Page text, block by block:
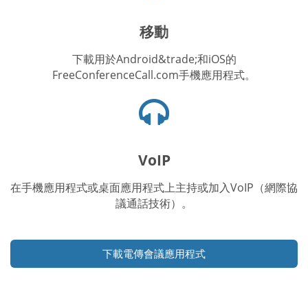
標
移動
下載用於Android&trade;和iOS的
FreeConferenceCall.com手機應用程式。
機
VoIP
在手機應用程式或桌面應用程式上主持或加入VoIP（網際協
議通話技術）。
下載電傳會議應用程式